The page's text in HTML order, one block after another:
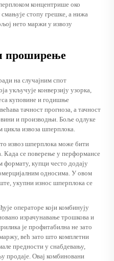
концентрише око
стопу грешке, а нижа
нето маржи у извозу
проширење
на случајним спот
укључује конверзију узорка,
куповине и годишње
тачност прогноза, а тачност
и производњи. Боље одлуке
цикла извоза шперплока.
извоз шперплока може бити
Када се поверење у перформансе
формату, купци често додају
односима. У овом
укупни износ шперплока се
операторе који комбинују
израчунавање трошкова и
је профитабилна не зато
већ зато што комплетни
предности у снабдевању,
продаје. Овај комбиновани